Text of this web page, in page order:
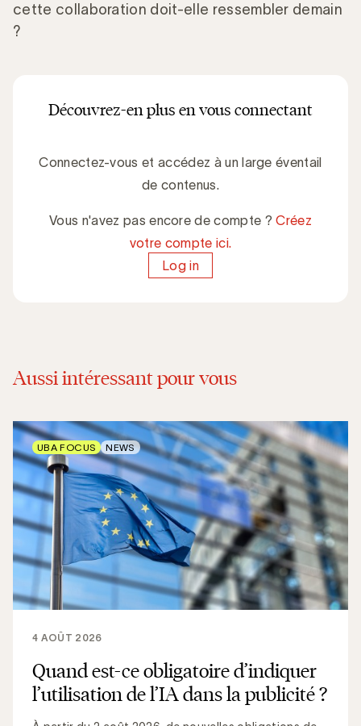
cette collaboration doit-elle ressembler demain
?
Découvrez-en plus en vous connectant
Connectez-vous et accédez à un large éventail
de contenus.
Vous n'avez pas encore de compte ?Créez
votre compte ici.
Log in
Aussi intéressant pour vous
Quand est-ce obligatoire d’indiquer
l’utilisation de l’IA dans la publicité ?
4 AOÛT 2026
UBA FOCUS NEWS